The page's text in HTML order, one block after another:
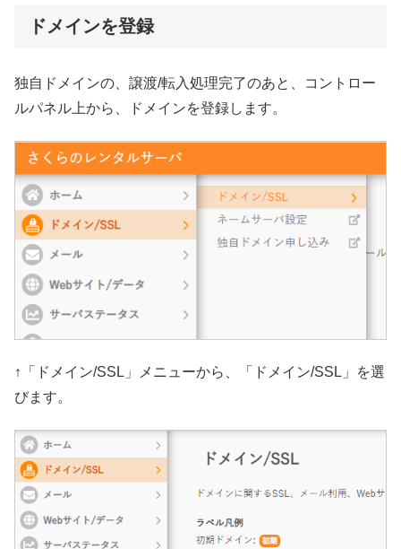
ドメインを登録
独自ドメインの、譲渡/転入処理完了のあと、コントロー
ルパネル上から、ドメインを登録します。
↑「ドメイン/SSL」メニューから、「ドメイン/SSL」を選
びます。